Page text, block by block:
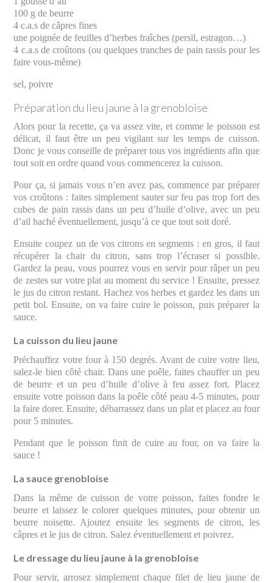
100 g de beurre
4 c.a.s de câpres fines
une poignée de feuilles d’herbes fraîches (persil, estragon…)
4 c.a.s de croûtons (ou quelques tranches de pain rassis pour les
faire vous-même)
sel, poivre
Préparation du lieu jaune à la grenobloise
Alors pour la recette, ça va assez vite, et comme le poisson est
délicat, il faut être un peu vigilant sur les temps de cuisson.
Donc je vous conseille de préparer tous vos ingrédients afin que
tout soit en ordre quand vous commencerez la cuisson.
Pour ça, si jamais vous n’en avez pas, commence par préparer
vos croûtons : faites simplement sauter sur feu pas trop fort des
cubes de pain rassis dans un peu d’huile d’olive, avec un peu
d’ail haché éventuellement, jusqu’à ce que tout soit doré.
Ensuite coupez un de vos citrons en segments : en gros, il faut
récupérer la chair du citron, sans trop l’écraser si possible.
Gardez la peau, vous pourrez vous en servir pour râper un peu
de zestes sur votre plat au moment du service ! Ensuite, pressez
le jus du citron restant. Hachez vos herbes et gardez les dans un
petit bol. Ensuite, on va faire cuire le poisson, puis préparer la
sauce.
La cuisson du lieu jaune
Préchauffez votre four à 150 degrés. Avant de cuire votre lieu,
salez-le bien côté chair. Dans une poêle, faites chauffer un peu
de beurre et un peu d’huile d’olive à feu assez fort. Placez
ensuite votre poisson dans la poêle côté peau 4-5 minutes, pour
la faire dorer. Ensuite, débarrassez dans un plat et placez au four
pour 5 minutes.
Pendant que le poisson finit de cuire au four, on va faire la
sauce !
La sauce grenobloise
Dans la même de cuisson de votre poisson, faites fondre le
beurre et laissez le colorer quelques minutes, pour obtenir un
beurre noisette. Ajoutez ensuite les segments de citron, les
câpres et le jus de citron. Salez éventuellement et poivrez.
Le dressage du lieu jaune à la grenobloise
Pour servir, arrosez simplement chaque filet de lieu jaune de